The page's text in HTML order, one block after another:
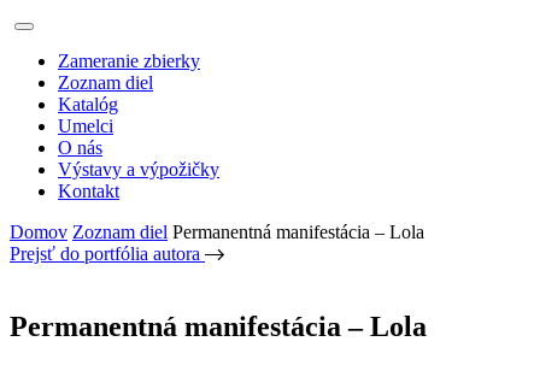
Zameranie zbierky
Zoznam diel
Katalóg
Umelci
O nás
Výstavy a výpožičky
Kontakt
Domov Zoznam diel Permanentná manifestácia – Lola
Prejsť do portfólia autora
Permanentná manifestácia – Lola